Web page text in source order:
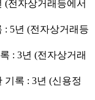
(전자상거래등에서
: 5년 (전자상거래등
: 3년 (전자상거래
기록 : 3년 (신용정